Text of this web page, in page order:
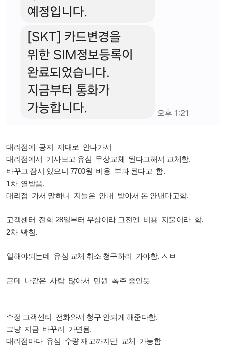
대리점에 공지 제대로 안나가서
대리점에서 기사보고 유심 무상교체 된다고해서 교체함.
바꾸고 잠시 있으니 7700원 비용 부과 된다고 함.
1차 열받음.
대리점 가서 말하니 지들은 안내 받아서 돈 안낸다고함.
고객센터 전화 28일부터 무상이라 그전엔 비용 지불이라 함.
2차 빡침.
일해야되는데 유심 교체 취소 청구하러 가야함. ㅅㅂ
근데 나같은 사람 많아서 민원 폭주 중인듯
수정 고객센터 전화와서 청구 안되게 해준다함.
그냥 지금 바꾸러 가면됨.
대리점마다 유심 수량 재고까지만 교체 가능함